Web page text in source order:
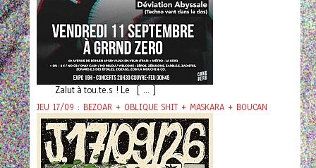
Zalut à tou.te.s ! Le [ ... ]
JEU 17/09 : BEZOAR + OBLIQUE SHIT + MASKARA + BOUCAN